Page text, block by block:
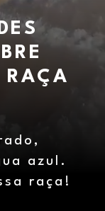
RAÇA
azul.
raça!